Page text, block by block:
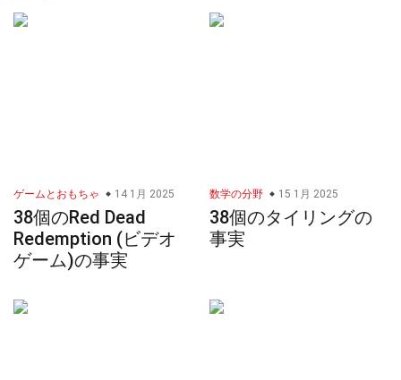
ゲームとおもちゃ 14 1月 2025
38個のRed Dead
Redemption (ビデオ
ゲーム)の事実
数学の分野 15 1月 2025
38個のタイリングの
事実